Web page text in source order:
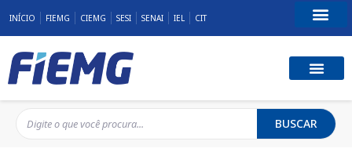
INÍCIO FIEMG CIEMG SESI SENAI IEL CIT
BUSCAR